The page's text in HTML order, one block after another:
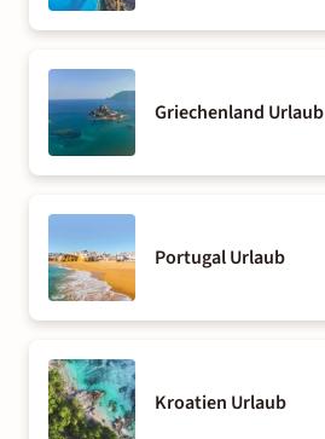
Griechenland Urlaub
Portugal Urlaub
Kroatien Urlaub